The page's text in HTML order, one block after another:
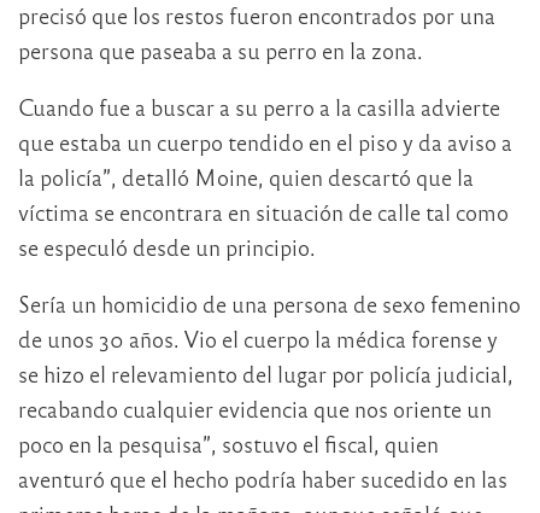
precisó que los restos fueron encontrados por una
persona que paseaba a su perro en la zona.
Cuando fue a buscar a su perro a la casilla advierte
que estaba un cuerpo tendido en el piso y da aviso a
la policía”, detalló Moine, quien descartó que la
víctima se encontrara en situación de calle tal como
se especuló desde un principio.
Sería un homicidio de una persona de sexo femenino
de unos 30 años. Vio el cuerpo la médica forense y
se hizo el relevamiento del lugar por policía judicial,
recabando cualquier evidencia que nos oriente un
poco en la pesquisa”, sostuvo el fiscal, quien
aventuró que el hecho podría haber sucedido en las